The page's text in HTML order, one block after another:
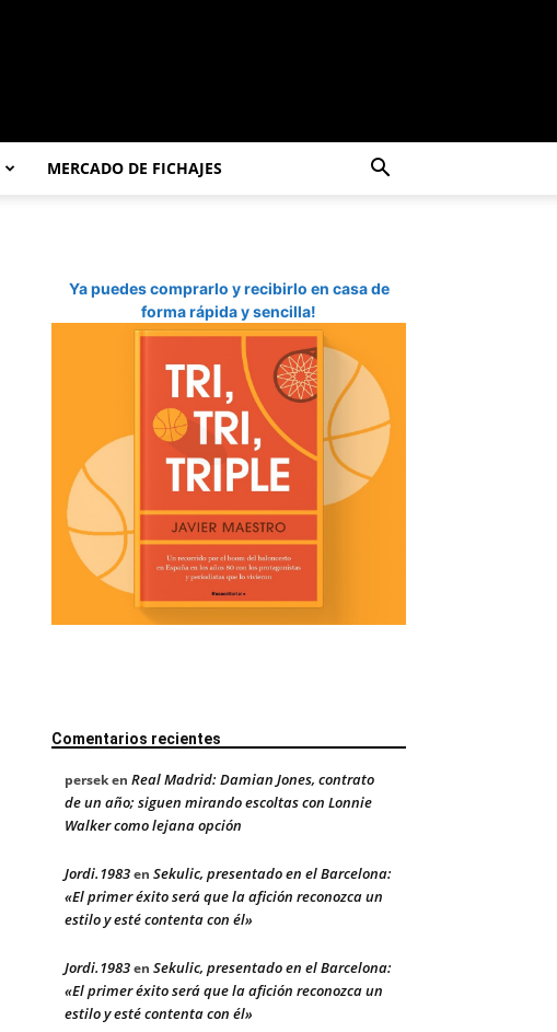
MERCADO DE FICHAJES
Ya puedes comprarlo y recibirlo en casa de
forma rápida y sencilla!
Comentarios recientes
perseken Real Madrid: Damian Jones, contrato
de un año; siguen mirando escoltas con Lonnie
Walker como lejana opción
Jordi.1983en Sekulic, presentado en el Barcelona:
«El primer éxito será que la afición reconozca un
estilo y esté contenta con él»
Jordi.1983en Sekulic, presentado en el Barcelona:
«El primer éxito será que la afición reconozca un
estilo y esté contenta con él»